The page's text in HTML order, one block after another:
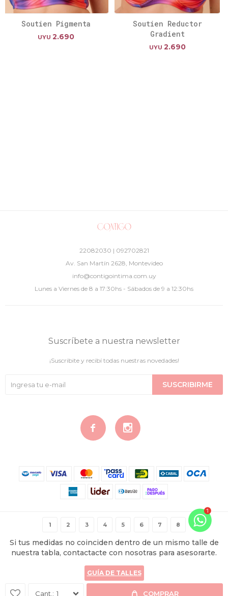
1 2 3 4 5 6 7 8
Si tus medidas no coinciden dentro de un mismo talle de
nuestra tabla, contactacte con nosotras para asesorarte.
GUÍA DE TALLES
1 COMPRAR
Soutien Pigmenta
UYU 2.690
Soutien Reductor
Gradient
UYU 2.690
22082030 | 092702821
Av. San Martín 2628, Montevideo
info@contigointima.com.uy
Lunes a Viernes de 8 a 17:30hs - Sábados de 9 a 12:30hs
Suscríbete a nuestra newsletter
¡Suscribite y recibí todas nuestras novedades!
SUSCRIBIRME
 